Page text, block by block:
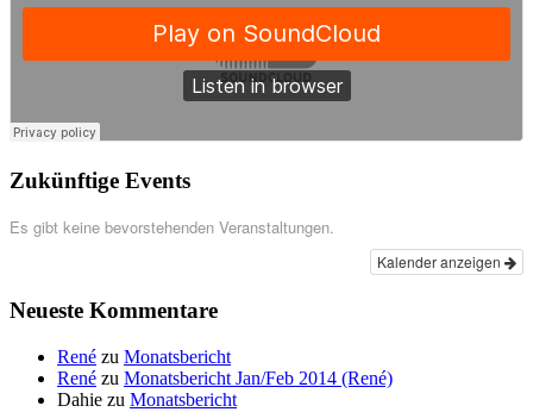
Zukünftige Events
Es gibt keine bevorstehenden Veranstaltungen.
Kalender anzeigen
Neueste Kommentare
René zu Monatsbericht
René zu Monatsbericht Jan/Feb 2014 (René)
Dahie zu Monatsbericht